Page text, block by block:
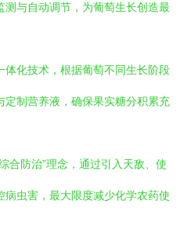
测与自动调节，为葡萄生长创造最
体化技术，根据葡萄不同生长阶段
定制营养液，确保果实糖分积累充
合防治”理念，通过引入天敌、使
病虫害，最大限度减少化学农药使